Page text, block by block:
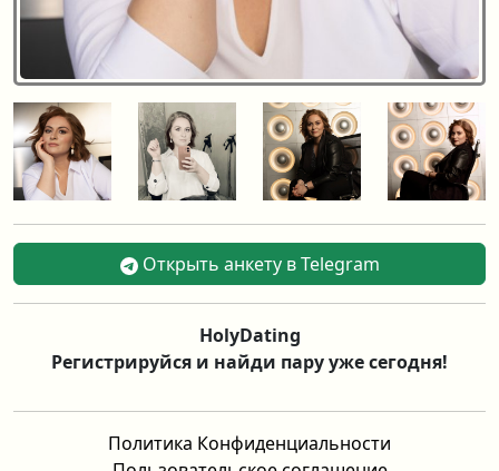
Открыть анкету в Telegram
Политика Конфиденциальности
HolyDating
Регистрируйся и найди пару уже сегодня!